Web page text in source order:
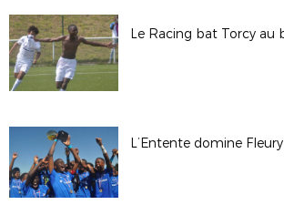
L’Entente domine Fleury